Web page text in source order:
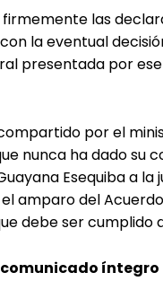
las
la eventual
presentada por
por el
nunca ha dado
Esequiba a
amparo del
debe ser cumplido
íntegro